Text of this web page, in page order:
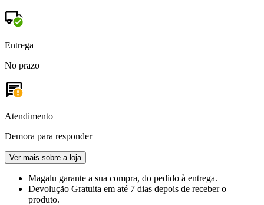
Entrega
No prazo
Atendimento
Demora para responder
Ver mais sobre a loja
Magalu garante a sua compra, do pedido à entrega.
Devolução Gratuita em até 7 dias depois de receber o
produto.